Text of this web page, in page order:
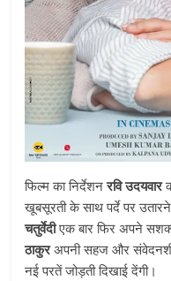
फिल्म का निर्देशनरवि उदयवार
खूबसूरती के साथ पर्दे पर
चतुर्वेदीएक बार फिर अपने
ठाकुरअपनी सहज और
नई परतें जोड़ती दिखाई देंगी।